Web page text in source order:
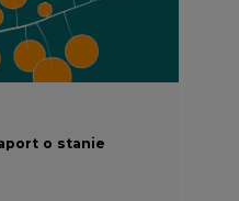
zasobów złóż
stanu na 31